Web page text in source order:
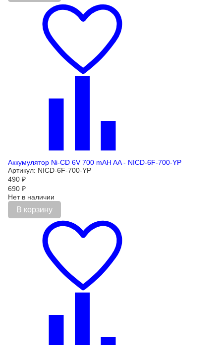
Аккумулятор Ni-CD 6V 700 mAH AA - NICD-6F-700-YP
Артикул: NICD-6F-700-YP
490 ₽
690 ₽
Нет в наличии
В корзину